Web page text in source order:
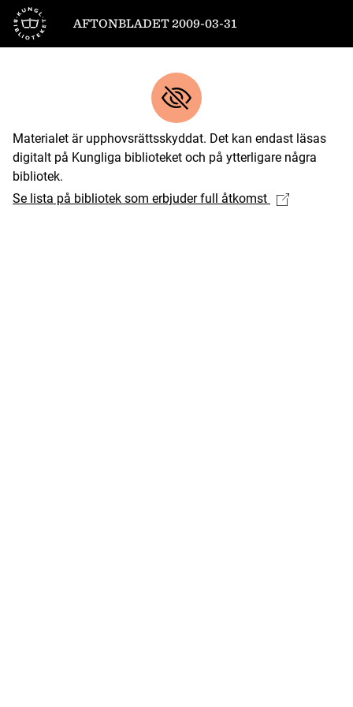
Till startsidan
AFTONBLADET 2009-03-31
Materialet är upphovsrättsskyddat. Det kan endast läsas
digitalt på Kungliga biblioteket och på ytterligare några
bibliotek.
Se lista på bibliotek som erbjuder full åtkomst